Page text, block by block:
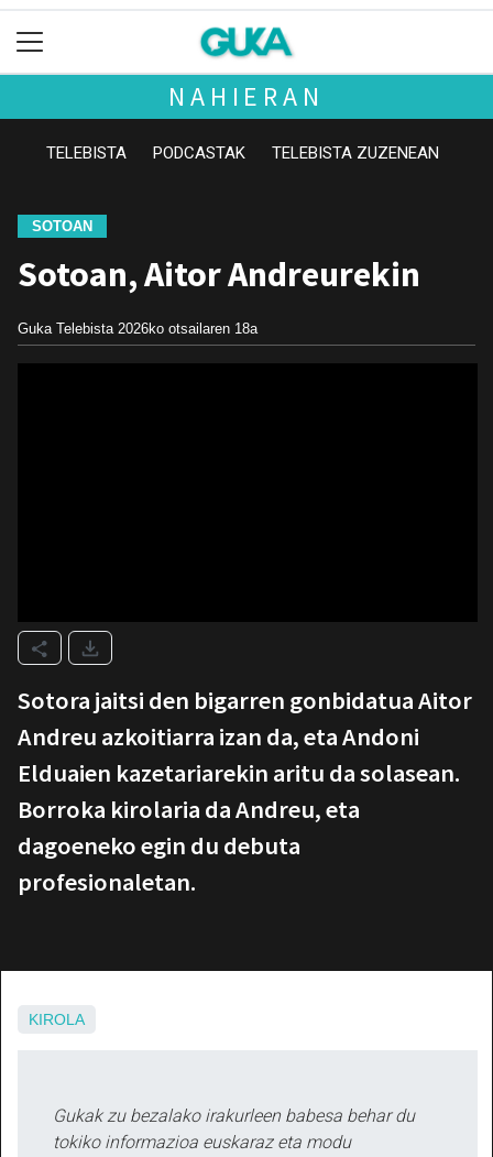
NAHIERAN
TELEBISTA PODCASTAK TELEBISTA ZUZENEAN
SOTOAN
Sotoan, Aitor Andreurekin
Guka Telebista 2026ko otsailaren 18a
Sotora jaitsi den bigarren gonbidatua Aitor
Andreu azkoitiarra izan da, eta Andoni
Elduaien kazetariarekin aritu da solasean.
Borroka kirolaria da Andreu, eta
dagoeneko egin du debuta
profesionaletan.
KIROLA
Gukak zu bezalako irakurleen babesa behar du
tokiko informazioa euskaraz eta modu